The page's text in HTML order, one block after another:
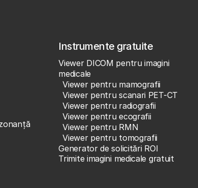
Instrumente gratuite
Viewer DICOM pentru imagini
medicale
Viewer pentru mamografii
Viewer pentru scanari PET-CT
Viewer pentru radiografii
Viewer pentru ecografii
Viewer pentru RMN
Viewer pentru tomografii
Generator de solicitări ROI
Trimite imagini medicale gratuit